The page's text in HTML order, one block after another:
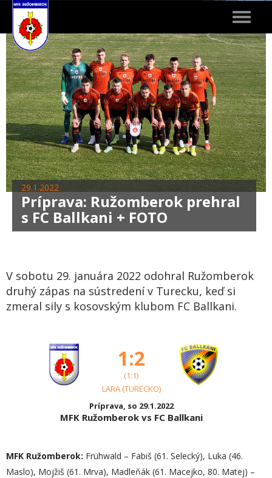
Toggle
29.1.2022
Príprava: Ružomberok prehral
s FC Ballkani + FOTO
V sobotu 29. januára 2022 odohral Ružomberok
druhý zápas na sústredení v Turecku, keď si
zmeral sily s kosovským klubom FC Ballkani.
1:2
(1:1)
LARA (TURECKO)
Príprava, so 29.1.2022
MFK Ružomberok vs FC Ballkani
MFK Ružomberok: Frühwald – Fabiš (61. Selecký), Luka (46.
Maslo), Mojžiš (61. Mrva), Madleňák (61. Macejko, 80. Matej) –